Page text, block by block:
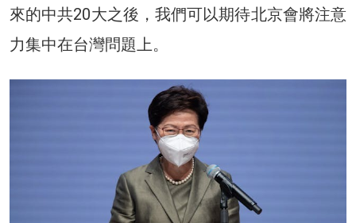
來的中共20大之後，我們可以期待北京會將注意
力集中在台灣問題上。